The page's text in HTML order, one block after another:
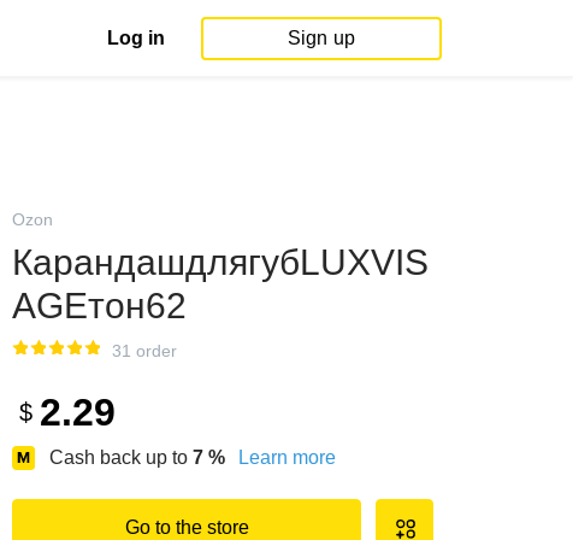
Log in Sign up
Ozon
КарандашдлягубLUXVIS
AGEтон62
31 order
$ 2.29
Cash back up to 7 % Learn more
Go to the store